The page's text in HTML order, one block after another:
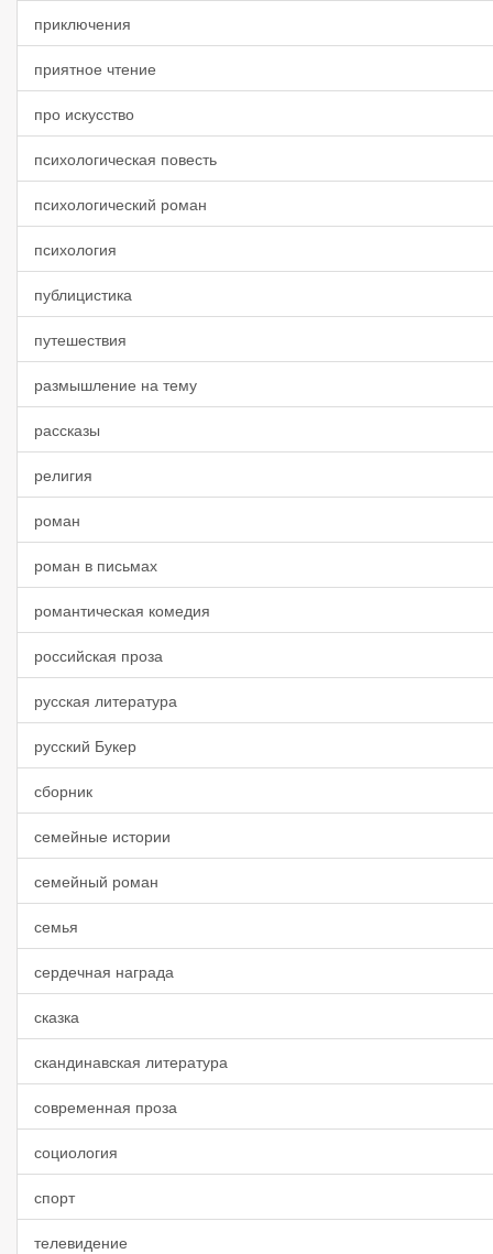
приключения
приятное чтение
про искусство
психологическая повесть
психологический роман
психология
публицистика
путешествия
размышление на тему
рассказы
религия
роман
роман в письмах
романтическая комедия
российская проза
русская литература
русский Букер
сборник
семейные истории
семейный роман
семья
сердечная награда
сказка
скандинавская литература
современная проза
социология
спорт
телевидение